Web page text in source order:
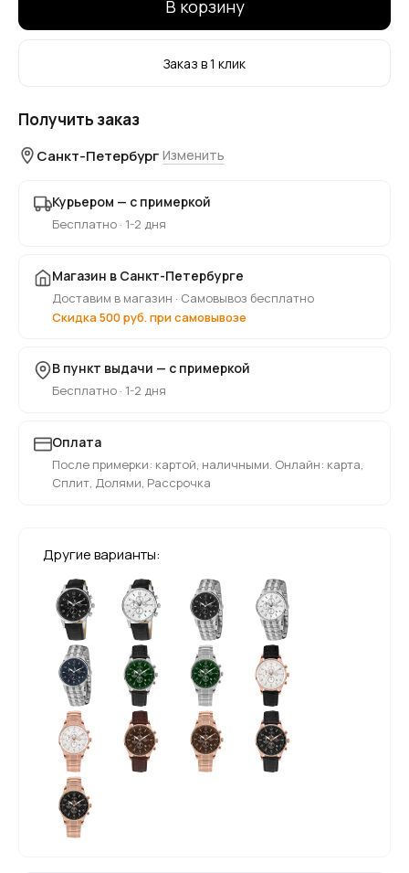
В корзину
Заказ в 1 клик
Получить заказ
Санкт-Петербург Изменить
Курьером — с примеркой
Бесплатно · 1-2 дня
Магазин в Санкт-Петербурге
Доставим в магазин · Самовывоз бесплатно
Скидка 500 руб. при самовывозе
В пункт выдачи — с примеркой
Бесплатно · 1-2 дня
Оплата
После примерки: картой, наличными. Онлайн: карта,
Сплит, Долями, Рассрочка
Другие варианты: